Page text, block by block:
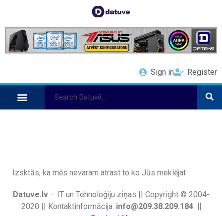
Sign in Register
Izsktās, ka mēs nevaram atrast to ko Jūs meklējat
Datuve.lv– IT un Tehnoloģiju ziņas || Copyright © 2004-
2020 || Kontaktinformācija: info@209.38.209.184 ||